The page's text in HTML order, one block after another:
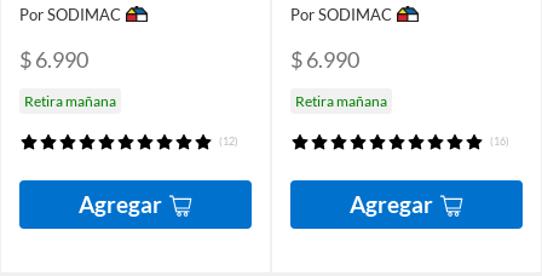
Por SODIMAC
$ 6.990
Retira mañana
(12)
Agregar
Por SODIMAC
$ 6.990
Retira mañana
(16)
Agregar